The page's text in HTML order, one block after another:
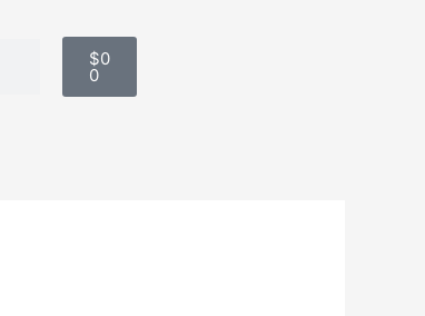
$0
0
Carrito